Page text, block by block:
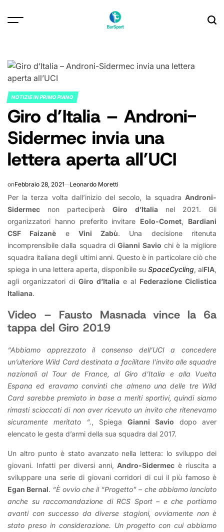
POSTED
IN
NOTIZIE IN PRIMO PIANO
Giro d’Italia – Androni-
Sidermec invia una
lettera aperta all’UCI
onFebbraio 28, 2021 Leonardo Moretti
Per la terza volta dall’inizio del secolo, la squadra Androni-
Sidermec non parteciperàGiro d’Italianel 2021. Gli
organizzatori hanno preferito invitare Eolo-Comet, Bardiani
CSF Faizanè e Vini Zabù. Una decisione ritenuta
incomprensibile dalla squadra diGianni Savio chi è la migliore
squadra italiana degli ultimi anni. Questo è in particolare ciò che
spiega in una lettera aperta, disponibile su SpaceCycling, alFIA,
agli organizzatori di Giro d’Italia e al Federazione Ciclistica
Italiana.
Video – Fausto Masnada vince la 6a
tappa del Giro 2019
“Abbiamo apprezzato il consenso dell’UCI a concedere
un’ulteriore Wild Card destinata a facilitare l’invito alle squadre
nazionali al Tour de France, al Giro d’Italia e alla Vuelta
Espana ed eravamo convinti che almeno una delle tre Wild
Card sarebbe premiato in base a meriti sportivi, quindi siamo
rimasti scioccati di non aver ricevuto un invito che ritenevamo
sicuramente meritato “., Spiega Gianni Savio dopo aver
elencato le gesta d’armi della sua squadra dal 2017.
Un altro punto è stato avanzato nella lettera: lo sviluppo dei
giovani. Infatti per diversi anni,Andro-Sidermec è riuscita a
sviluppare una serie di giovani corridori di cui il più famoso è
Egan Bernal. “È ovvio che il “Progetto” – che abbiamo lanciato
anche su raccomandazione di RCS Sport – e che portiamo
avanti con successo da diverse stagioni, ovviamente non è
stato preso in considerazione. Un progetto con cui abbiamo